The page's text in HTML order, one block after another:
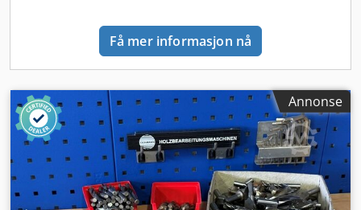
Få mer informasjon nå
Annonse